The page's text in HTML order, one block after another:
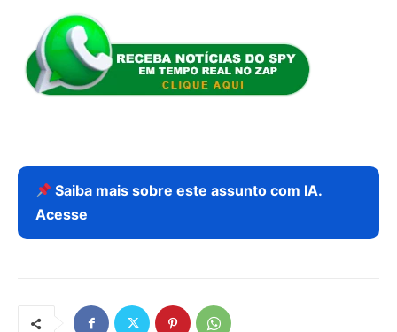
Saiba mais sobre este assunto com IA.
Acesse